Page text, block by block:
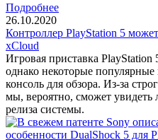
Подробнее
26.10.2020
Контроллер PlayStation 5
xCloud
Игровая приставка
однако некоторые
консоль для обзора. Из-за
мы, вероятно, сможет увидеть
релиза системы.